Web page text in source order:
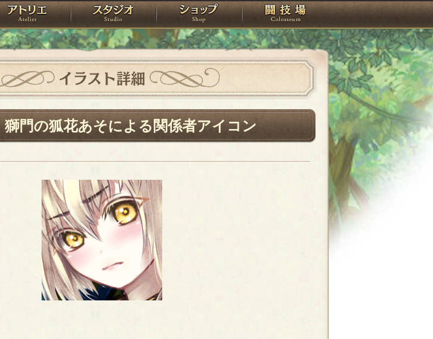
レット アトリエ スタジオ ショップ 闘技場
イラスト詳細
獅門の狐花あそによる関係者アイコン